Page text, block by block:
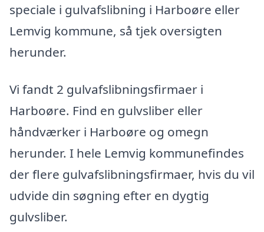
speciale i gulvafslibning i Harboøre eller
Lemvig kommune, så tjek oversigten
herunder.
Vi fandt 2 gulvafslibningsfirmaer i
Harboøre. Find en gulvsliber eller
håndværker i Harboøre og omegn
herunder. I hele Lemvig kommunefindes
der flere gulvafslibningsfirmaer, hvis du vil
udvide din søgning efter en dygtig
gulvsliber.